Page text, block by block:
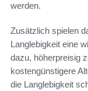
werden.
Zusätzlich spielen
Langlebigkeit eine
dazu, höherpreisig
kostengünstigere
die Langlebigkeit